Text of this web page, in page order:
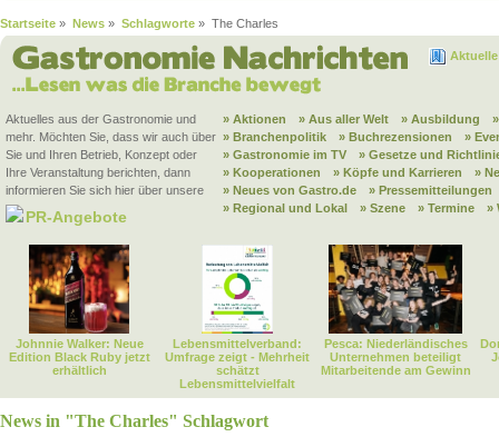
Startseite » News » Schlagworte » The Charles
Aktuelles aus der Gastronomie und
mehr. Möchten Sie, dass wir auch über
Sie und Ihren Betrieb, Konzept oder
Ihre Veranstaltung berichten, dann
informieren Sie sich hier über unsere
PR-Angebote
» Aktionen » Aus aller Welt » Ausbildung
» Branchenpolitik
» Buchrezensionen
»
» Gastronomie im TV
» Gesetze und
» Kooperationen
» Köpfe und Karrieren
»
» Neues von Gastro.de
» Pressemitteilungen
» Regional und Lokal
» Szene » Termine »
Johnnie Walker: Neue
Edition Black Ruby jetzt
erhältlich
Lebensmittelverband:
Umfrage zeigt - Mehrheit
schätzt
Lebensmittelvielfalt
Pesca: Niederländisches
Unternehmen beteiligt
Mitarbeitende am Gewinn
News in "The Charles" Schlagwort